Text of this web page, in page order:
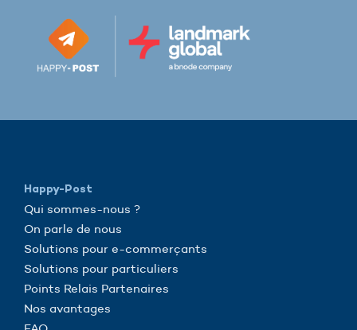
Happy-Post
Qui sommes-nous ?
On parle de nous
Solutions pour e-commerçants
Solutions pour particuliers
Points Relais Partenaires
Nos avantages